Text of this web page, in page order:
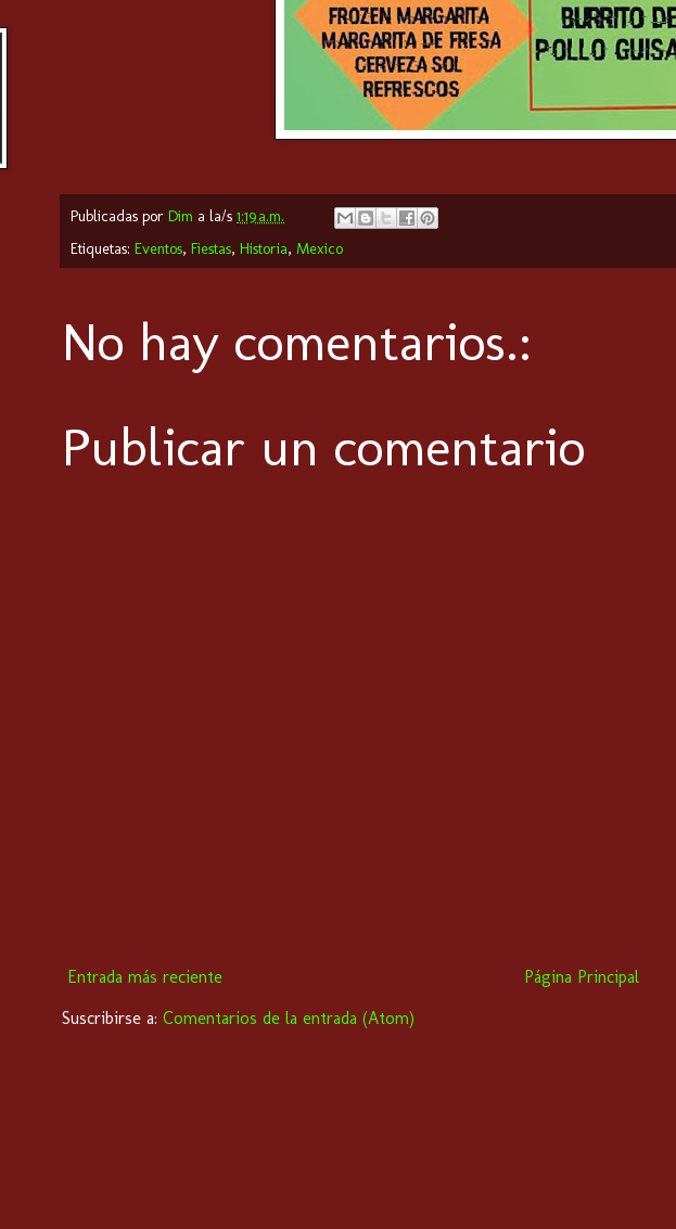
Publicadas por Dim a la/s 1:19 a.m.
Etiquetas: Eventos, Fiestas, Historia, Mexico
No hay comentarios.:
Publicar un comentario
Entrada más reciente
Página Principal
Suscribirse a: Comentarios de la entrada (Atom)